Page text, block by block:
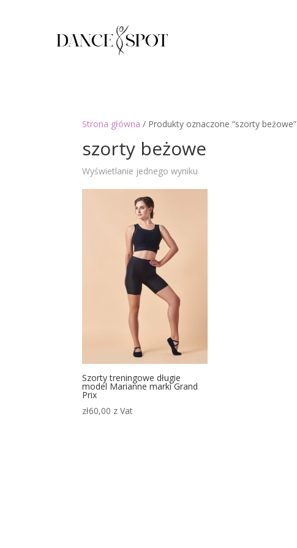
Strona główna / Produkty oznaczone “szorty beżowe”
szorty beżowe
Wyświetlanie jednego wyniku
Szorty treningowe długie
model Marianne marki Grand
Prix
zł60,00 z Vat